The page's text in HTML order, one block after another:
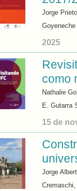
Jorge
Goyeneche
2025
como
Nathalie
E. Gutarra
15 de
Jorge